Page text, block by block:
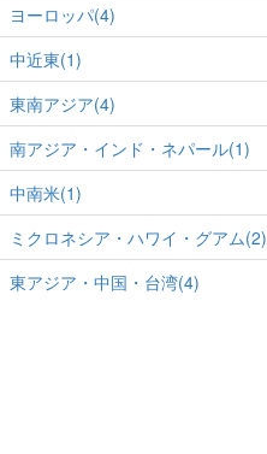
ヨーロッパ(4)
中近東(1)
東南アジア(4)
南アジア・インド・ネパール(1)
中南米(1)
ミクロネシア・ハワイ・グアム(2)
東アジア・中国・台湾(4)